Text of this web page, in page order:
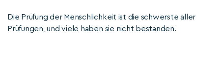
Die Prüfung der Menschlichkeit ist die schwerste aller
Prüfungen, und viele haben sie nicht bestanden.